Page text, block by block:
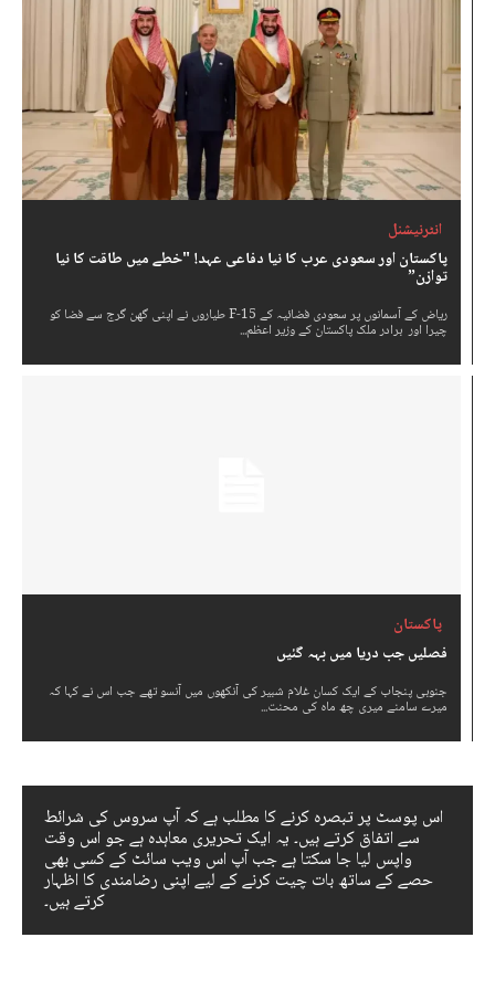
انٹرنیشنل
پاکستان اور سعودی عرب کا نیا دفاعی عہد! "خطے میں طاقت کا نیا
توازن”
ریاض کے آسمانوں پر سعودی فضائیہ کے F-15 طیاروں نے اپنی گھن گرج سے فضا کو
چیرا اور برادر ملک پاکستان کے وزیر اعظم...
پاکستان
فصلیں جب دریا میں بہہ گئیں
جنوبی پنجاب کے ایک کسان غلام شبیر کی آنکھوں میں آنسو تھے جب اس نے کہا کہ
میرے سامنے میری چھ ماہ کی محنت...
اس پوسٹ پر تبصرہ کرنے کا مطلب ہے کہ آپ سروس کی شرائط
سے اتفاق کرتے ہیں۔ یہ ایک تحریری معاہدہ ہے جو اس وقت
واپس لیا جا سکتا ہے جب آپ اس ویب سائٹ کے کسی بھی
حصے کے ساتھ بات چیت کرنے کے لیے اپنی رضامندی کا اظہار
کرتے ہیں۔